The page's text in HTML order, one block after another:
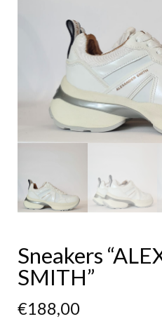
Sneakers
SMITH”
€188,00